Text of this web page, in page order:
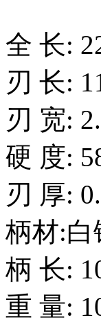
全 长:
刃 长:
刃 宽:
硬 度:
刃 厚:
柄材:白
柄 长:
重 量: